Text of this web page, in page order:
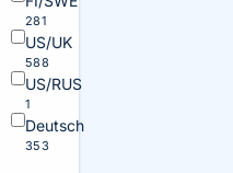
281
US/UK
588
US/RUS
1
Deutsch
353